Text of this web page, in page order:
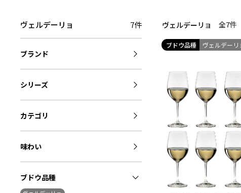
ヴェルデーリョ 全7件
ブドウ品種 ヴェルデーリ
ヴェルデーリョ 7件
ブランド
シリーズ
カテゴリ
味わい
ブドウ品種